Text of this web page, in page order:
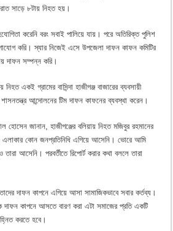
সাড়ে ৮টায় নিহত হয়।
করেনি বরং সবাই পালিয়ে যায়। পরে অতিরিক্ত পুলিশ
করি। স্যার নিজেই এসে উপজেলা দাফন কাফন কমিটির
দাফন সম্পন্ন করি।
একই গ্রামের বাসিন্দা হাজীগঞ্জ বাজারের ব্যবসায়ী
আন্দোলনের টিম দাফন কাফনের ব্যবস্থা করেন।
জানান, হাজীগঞ্জের বলিয়ায় নিহত মজিবুর রহমানের
এলাকার কোন জনপ্রতিনিধি এগিয়ে আসেনি। ভোরে আমি
আসেনি। পরবর্তীতে রিপোর্ট করার কথা বললে তারা
দাফন কাপনে এগিয়ে আসা সামাজিকভাবে সবার কর্তব্য।
দাফন কাপনে আসতে বারণ করা এটা সমাজের প্রতি একটি
করতে হবে।